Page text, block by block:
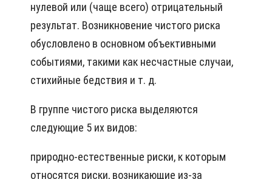
нулевой или (чаще всего) отрицательный
результат. Возникновение чистого риска
обусловлено в основном объективными
событиями, такими как несчастные случаи,
стихийные бедствия и т. д.
В группе чистого риска выделяются
следующие 5 их видов:
природно-естественные риски, к которым
относятся риски, возникающие из-за